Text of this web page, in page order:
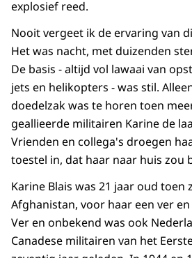
explosief reed.
Nooit vergeet ik de ervaring van
Het was nacht, met duizenden
De basis - altijd vol lawaai van
jets en helikopters - was stil.
doedelzak was te horen toen
geallieerde militairen Karine de
Vrienden en collega's droegen
toestel in, dat haar naar huis zou
Karine Blais was 21 jaar oud toen
Afghanistan, voor haar een ver
Ver en onbekend was ook
Canadese militairen van het